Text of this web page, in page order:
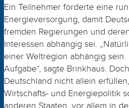
Ein Teilnehmer forderte eine
Energieversorgung, damit
fremden Regierungen und
Interessen abhängig sei.
einer Weltregion abhängig
Aufgabe“, sagte Brinkhaus.
Deutschland nicht allein
Wirtschafts- und Energiepolitik
anderen Staaten, vor allem in